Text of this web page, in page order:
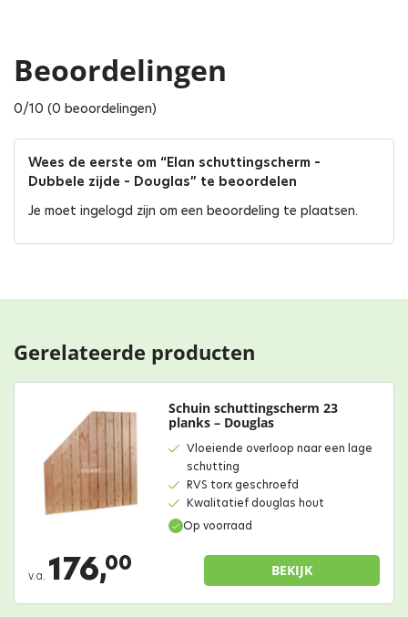
Beoordelingen
0/10 (0 beoordelingen)
Wees de eerste om “Elan schuttingscherm –
Dubbele zijde – Douglas” te beoordelen
Je moet ingelogd zijn om een beoordeling te plaatsen.
Gerelateerde producten
Op voorraad
Schuin schuttingscherm 23
planks – Douglas
Vloeiende overloop naar een lage
schutting
RVS torx geschroefd
Kwalitatief douglas hout
v.a. 176,00 BEKIJK